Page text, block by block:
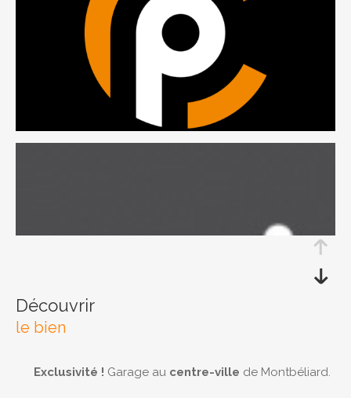
découvrir
le bien
Exclusivité ! Garage au centre-ville de Montbéliard.
Coups de coeur Exclusivités
RECHERCHER